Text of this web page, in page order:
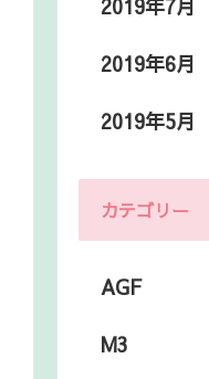
2019年7月
2019年6月
2019年5月
カテゴリー
AGF
M3